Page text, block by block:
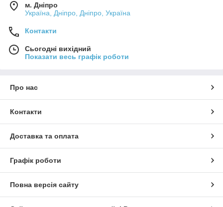
м. Дніпро
Україна, Дніпро, Дніпро, Україна
Контакти
Сьогодні вихідний
Показати весь графік роботи
Про нас
Контакти
Доставка та оплата
Графік роботи
Повна версія сайту